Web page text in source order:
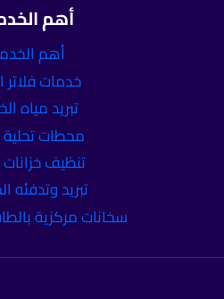
أهم
أهم
خدمات فلاتر
تبريد مياه
محطات تحلية
تنظيف خزانات
تبريد وتدفئه
سخانات مركزية